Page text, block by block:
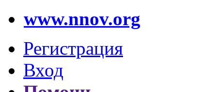
www.nnov.org
Регистрация
Вход